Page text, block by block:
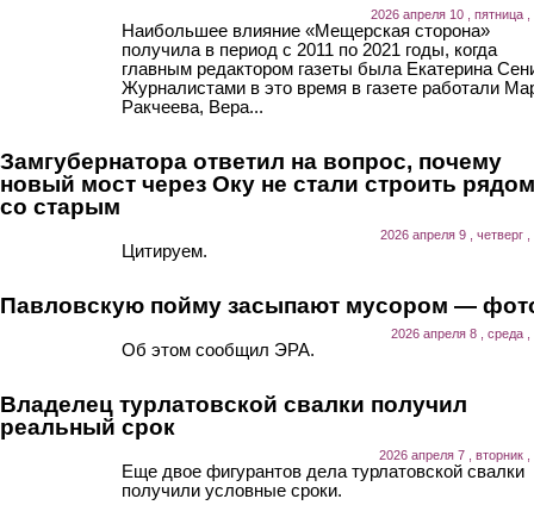
2026 апреля 10 , пятница ,
Наибольшее влияние «Мещерская сторона»
получила в период с 2011 по 2021 годы, когда
главным редактором газеты была Екатерина
Журналистами в это время в газете работали
Ракчеева, Вера...
Замгубернатора ответил на вопрос, почему
новый мост через Оку не стали строить рядом
со старым
2026 апреля 9 , четверг ,
Цитируем.
Павловскую пойму засыпают мусором —
2026 апреля 8 , среда ,
Об этом сообщил ЭРА.
Владелец турлатовской свалки получил
реальный срок
2026 апреля 7 , вторник ,
Еще двое фигурантов дела турлатовской свалки
получили условные сроки.